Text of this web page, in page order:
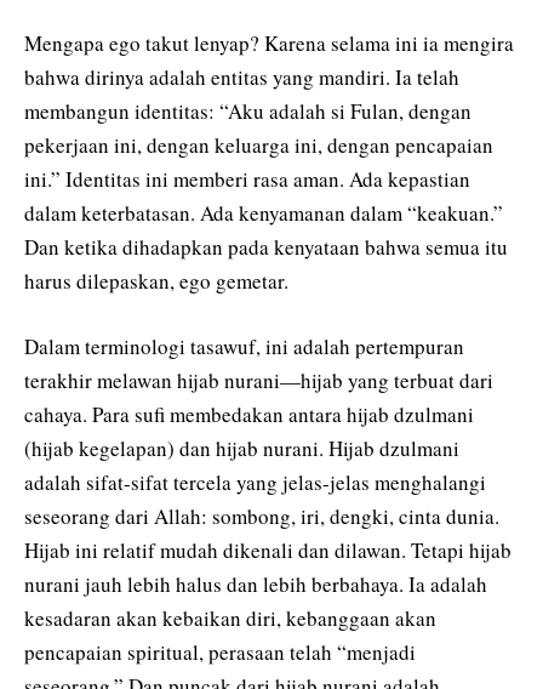
Mengapa ego takut lenyap? Karena selama ini ia mengira
bahwa dirinya adalah entitas yang mandiri. Ia telah
membangun identitas: “Aku adalah si Fulan, dengan
pekerjaan ini, dengan keluarga ini, dengan pencapaian
ini.” Identitas ini memberi rasa aman. Ada kepastian
dalam keterbatasan. Ada kenyamanan dalam “keakuan.”
Dan ketika dihadapkan pada kenyataan bahwa semua itu
harus dilepaskan, ego gemetar.
Dalam terminologi tasawuf, ini adalah pertempuran
terakhir melawan hijab nurani—hijab yang terbuat dari
cahaya. Para sufi membedakan antara hijab dzulmani
(hijab kegelapan) dan hijab nurani. Hijab dzulmani
adalah sifat-sifat tercela yang jelas-jelas menghalangi
seseorang dari Allah: sombong, iri, dengki, cinta dunia.
Hijab ini relatif mudah dikenali dan dilawan. Tetapi hijab
nurani jauh lebih halus dan lebih berbahaya. Ia adalah
kesadaran akan kebaikan diri, kebanggaan akan
pencapaian spiritual, perasaan telah “menjadi